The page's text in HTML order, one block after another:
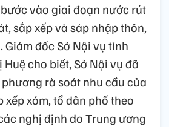
vào giai đoạn nước rút
sắp xếp và sáp nhập thôn,
Giám đốc Sở Nội vụ tỉnh
Huệ cho biết, Sở Nội vụ đã
rà soát nhu cầu của
xếp xóm, tổ dân phố theo
nghị định do Trung ương